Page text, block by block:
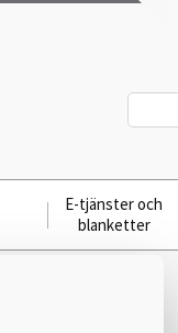
E-tjänster och
blanketter